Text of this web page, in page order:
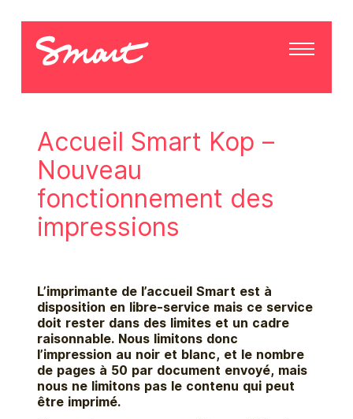
Accueil Smart Kop –
Nouveau
fonctionnement des
impressions
L’imprimante de l’accueil Smart est à
disposition en libre-service mais ce service
doit rester dans des limites et un cadre
raisonnable. Nous limitons donc
l’impression au noir et blanc, et le nombre
de pages à 50 par document envoyé, mais
nous ne limitons pas le contenu qui peut
être imprimé.